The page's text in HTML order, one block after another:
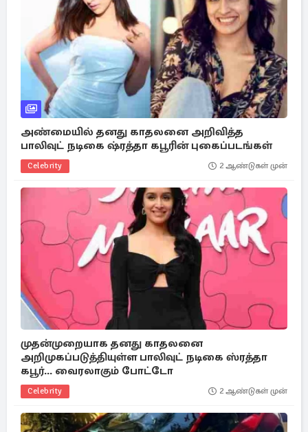
அண்மையில் தனது காதலனை அறிவித்த
பாலிவுட் நடிகை ஷ்ரத்தா கபூரின் புகைப்படங்கள்
Celebrity 2 ஆண்டுகள் முன்
முதன்முறையாக தனது காதலனை
அறிமுகப்படுத்தியுள்ள பாலிவுட் நடிகை ஸ்ரத்தா
கபூர்... வைரலாகும் போட்டோ
Celebrity 2 ஆண்டுகள் முன்